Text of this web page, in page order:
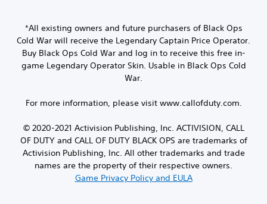
*All existing owners and future purchasers of Black Ops
Cold War will receive the Legendary Captain Price Operator.
Buy Black Ops Cold War and log in to receive this free in-
game Legendary Operator Skin. Usable in Black Ops Cold
War.
For more information, please visit www.callofduty.com.
© 2020-2021 Activision Publishing, Inc. ACTIVISION, CALL
OF DUTY and CALL OF DUTY BLACK OPS are trademarks of
Activision Publishing, Inc. All other trademarks and trade
names are the property of their respective owners.
Game Privacy Policy and EULA